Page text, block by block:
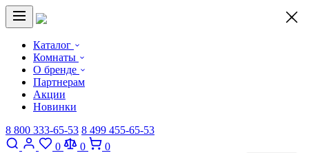
Каталог
Комнаты
О бренде
Партнерам
Акции
Новинки
8 800 333-65-53 8 499 455-65-53
0
0
0
×